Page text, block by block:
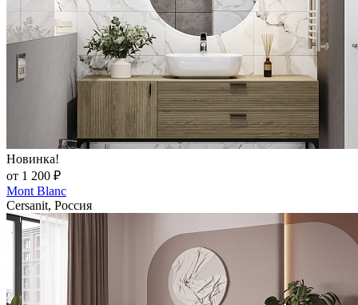
Новинка!
от 1 200 ₽
Mont Blanc
Cersanit, Россия